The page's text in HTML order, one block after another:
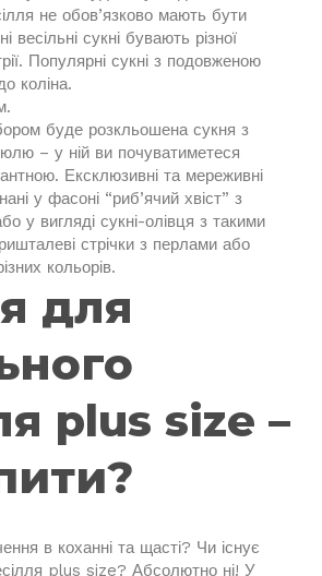
не обов’язково мають бути
сукні бувають різної
Популярні сукні з подовженою
коліна.
буде розкльошена сукня з
– у ній ви почуватиметеся
Ексклюзивні та мереживні
у фасоні “риб’ячий хвіст” з
у вигляді сукні-олівця з такими
стрічки з перлами або
кольорів.
для
plus size –
в коханні та щасті? Чи існує
plus size? Абсолютно ні! У